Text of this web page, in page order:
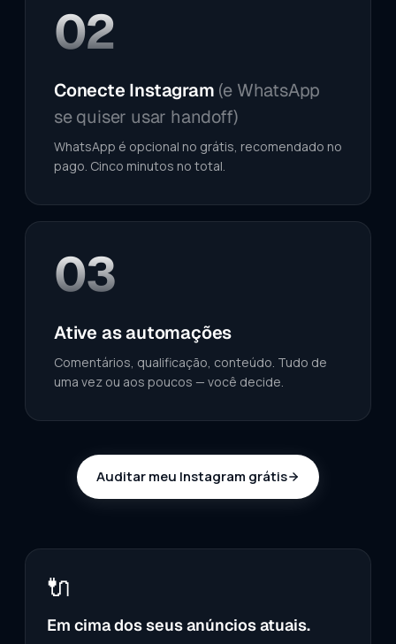
02
Conecte Instagram (e WhatsApp
se quiser usar handoff)
WhatsApp é opcional no grátis, recomendado no
pago. Cinco minutos no total.
03
Ative as automações
Comentários, qualificação, conteúdo. Tudo de
uma vez ou aos poucos — você decide.
Auditar meu Instagram grátis
🔌
Em cima dos seus anúncios atuais.